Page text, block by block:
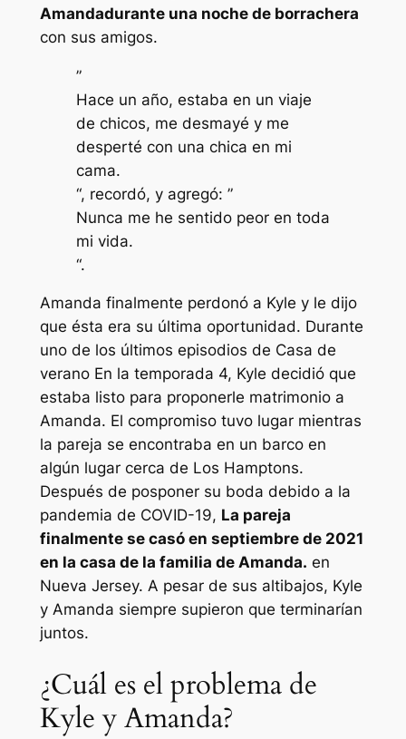
Amandadurante una noche de borrachera
con sus amigos.
”
Hace un año, estaba en un viaje
de chicos, me desmayé y me
desperté con una chica en mi
cama.
“, recordó, y agregó: ”
Nunca me he sentido peor en toda
mi vida.
“.
Amanda finalmente perdonó a Kyle y le dijo
que ésta era su última oportunidad. Durante
uno de los últimos episodios de Casa de
verano En la temporada 4, Kyle decidió que
estaba listo para proponerle matrimonio a
Amanda. El compromiso tuvo lugar mientras
la pareja se encontraba en un barco en
algún lugar cerca de Los Hamptons.
Después de posponer su boda debido a la
pandemia de COVID-19, La pareja
finalmente se casó en septiembre de 2021
en la casa de la familia de Amanda. en
Nueva Jersey. A pesar de sus altibajos, Kyle
y Amanda siempre supieron que terminarían
juntos.
¿Cuál es el problema de
Kyle y Amanda?